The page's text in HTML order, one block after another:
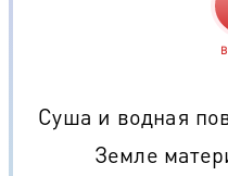
Суша и водная
Земле